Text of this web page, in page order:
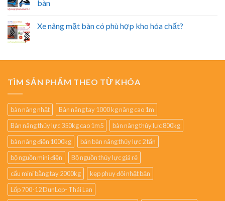
bàn
Xe nâng mặt bàn có phù hợp kho hóa chất?
TÌM SẢN PHẨM THEO TỪ KHÓA
bàn nâng nhật
Bàn nâng tay 1000 kg nâng cao 1m
Bàn nâng thủy lực 350kg cao 1m5
bàn nâng thủy lực 800kg
bàn nâng điện 1000kg
bán bàn nâng thủy lực 2 tấn
bộ nguồn mini điện
Bộ nguồn thủy lực giá rẻ
cẩu mini bằng tay 2000kg
kẹp phuy đôi nhật bản
Lốp 700-12 DunLop- Thái Lan